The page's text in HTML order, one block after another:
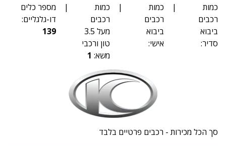
כמות
רכבים
ביבוא
סדיר:
|
כמות
רכבים
ביבוא
אישי:
|
כמות
רכבים
מעל 3.5
טון ורכבי
משא: 1
|
מספר כלים
דו-גלגליים:
139
סך הכל מכירות - רכבים פרטיים בלבד